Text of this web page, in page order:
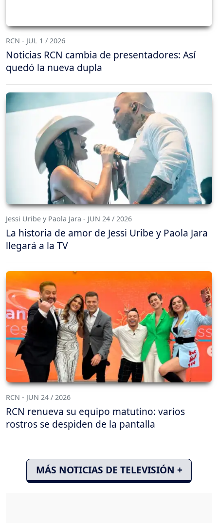
RCN - JUL 1 / 2026
Noticias RCN cambia de presentadores: Así
quedó la nueva dupla
Jessi Uribe y Paola Jara - JUN 24 / 2026
La historia de amor de Jessi Uribe y Paola Jara
llegará a la TV
RCN - JUN 24 / 2026
RCN renueva su equipo matutino: varios
rostros se despiden de la pantalla
MÁS NOTICIAS DE TELEVISIÓN +